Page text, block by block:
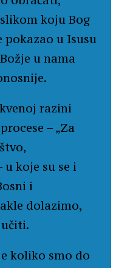
koju Bog
pokazao u Isusu
u nama
razini
– „Za
u koje su se i
i
dolazimo,
koliko smo do